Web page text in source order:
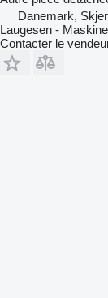
Danemark,
Laugesen -
Contacter le